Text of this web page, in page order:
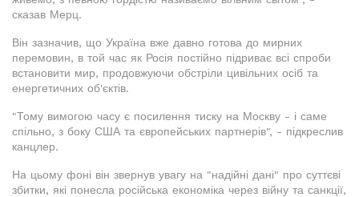
сказав Мерц.
Він зазначив, що Україна вже давно готова до мирних
перемовин, в той час як Росія постійно підриває всі спроби
встановити мир, продовжуючи обстріли цивільних осіб та
енергетичних об'єктів.
"Тому вимогою часу є посилення тиску на Москву - і саме
спільно, з боку США та європейських партнерів", - підкреслив
канцлер.
На цьому фоні він звернув увагу на "надійні дані" про суттєві
збитки, які понесла російська економіка через війну та санкції,